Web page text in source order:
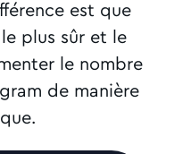
est que
plus sûr et le
le nombre
de manière